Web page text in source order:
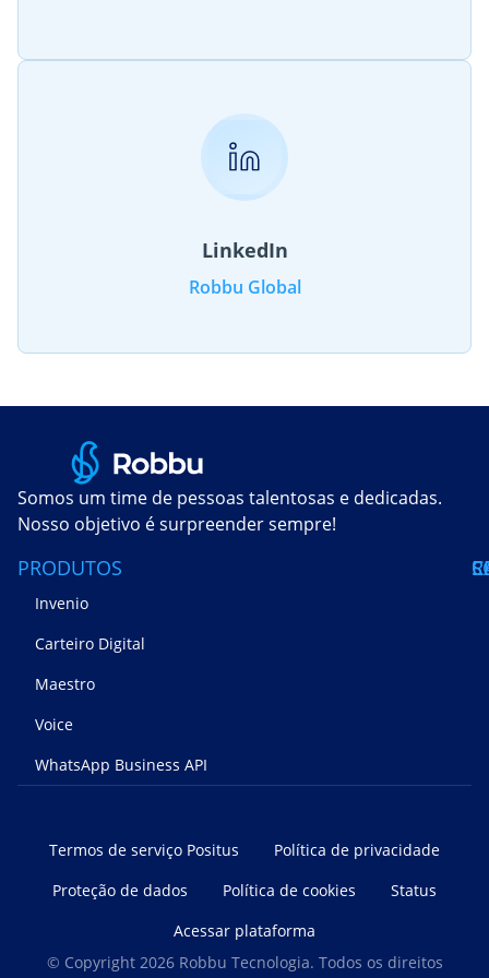
LinkedIn
Robbu Global
Somos um time de pessoas talentosas e dedicadas.
Nosso objetivo é surpreender sempre!
PRODUTOS
Invenio
Carteiro Digital
Maestro
Voice
WhatsApp Business API
© Copyright 2026 Robbu Tecnologia. Todos os direitos
Termos de serviço Positus
Política de privacidade
Proteção de dados
Política de cookies
Status
Acessar plataforma